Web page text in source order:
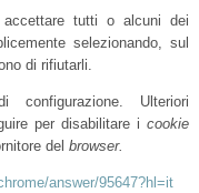
accettare tutti o alcuni dei
selezionando, sul
di rifiutarli.
configurazione. Ulteriori
per disabilitare icookie
del browser.
answer/95647?hl=it